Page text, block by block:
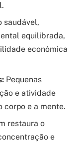
saudável,
equilibrada,
econômica
Pequenas
e atividade
corpo e a mente.
restaura o
e